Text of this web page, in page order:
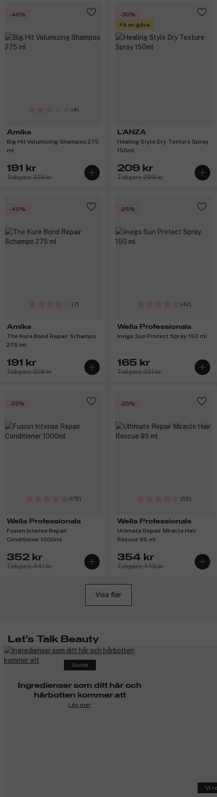
-40%
(4)
Amika
Big Hit Volumizing Shampoo 275
ml
191 kr
Tidigare 319 kr
-30%
Få en gåva
L'ANZA
Healing Style Dry Texture Spray
150ml
209 kr
Tidigare 299 kr
-40%
(7)
Amika
The Kure Bond Repair Schampo
275 ml
191 kr
Tidigare 319 kr
-25%
(42)
Wella Professionals
Invigo Sun Protect Spray 150 ml
165 kr
Tidigare 221 kr
-20%
(172)
Wella Professionals
Fusion Intense Repair
Conditioner 1000ml
352 kr
Tidigare 441 kr
-20%
(52)
Wella Professionals
Ultimate Repair Miracle Hair
Rescue 95 ml
354 kr
Tidigare 443 kr
Visa fler
Let's Talk Beauty
Guide
Ingredienser som ditt hår och
hårbotten kommer att
Läs mer
Vi